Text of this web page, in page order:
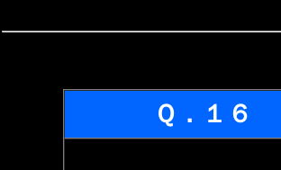
Ｑ．１６